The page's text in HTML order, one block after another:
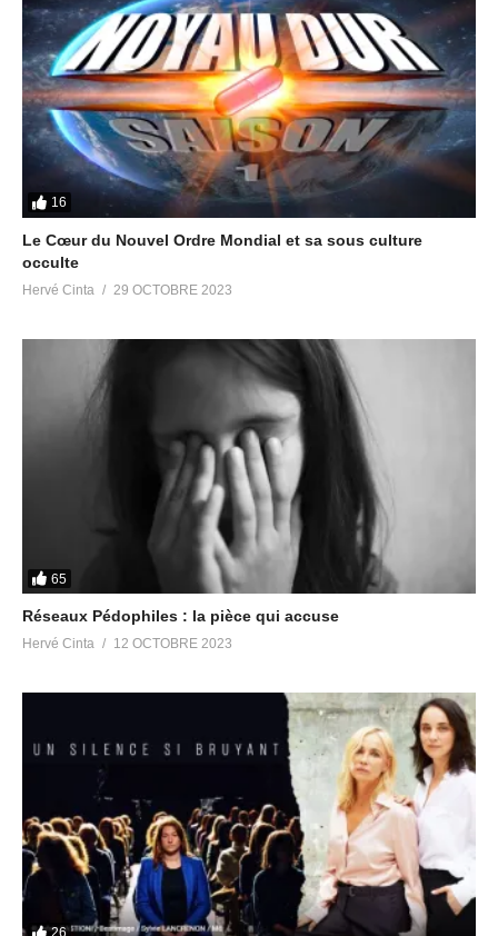
16
Le Cœur du Nouvel Ordre Mondial et sa sous culture
occulte
Hervé Cinta 29 OCTOBRE 2023
65
Réseaux Pédophiles : la pièce qui accuse
Hervé Cinta 12 OCTOBRE 2023
26